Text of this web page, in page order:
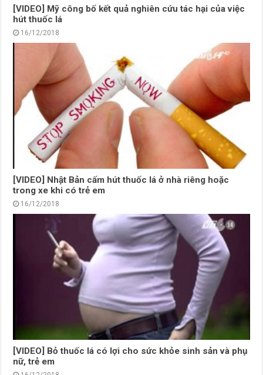
[VIDEO] Mỹ công bố kết quả nghiên cứu tác hại của việc
hút thuốc lá
16/12/2018
[VIDEO] Nhật Bản cấm hút thuốc lá ở nhà riêng hoặc
trong xe khi có trẻ em
16/12/2018
[VIDEO] Bỏ thuốc lá có lợi cho sức khỏe sinh sản và phụ
nữ, trẻ em